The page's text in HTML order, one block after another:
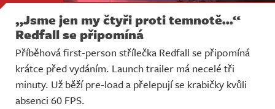
„Jsme jen my čtyři proti temnotě...“
Redfall se připomíná
Příběhová first-person střílečka Redfall se připomíná
krátce před vydáním. Launch trailer má necelé tři
minuty. Už běží pre-load a přelepují se krabičky kvůli
absenci 60 FPS.